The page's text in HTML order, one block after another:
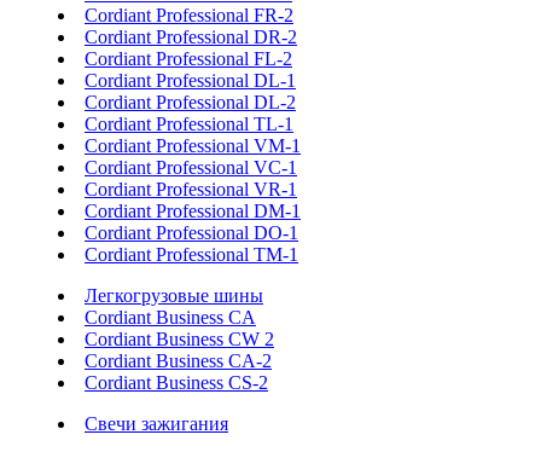
Cordiant Professional FR-2
Cordiant Professional DR-2
Cordiant Professional FL-2
Cordiant Professional DL-1
Cordiant Professional DL-2
Cordiant Professional TL-1
Cordiant Professional VM-1
Cordiant Professional VC-1
Cordiant Professional VR-1
Cordiant Professional DM-1
Cordiant Professional DO-1
Cordiant Professional TM-1
Легкогрузовые шины
Cordiant Business CA
Cordiant Business CW 2
Cordiant Business CA-2
Cordiant Business CS-2
Свечи зажигания